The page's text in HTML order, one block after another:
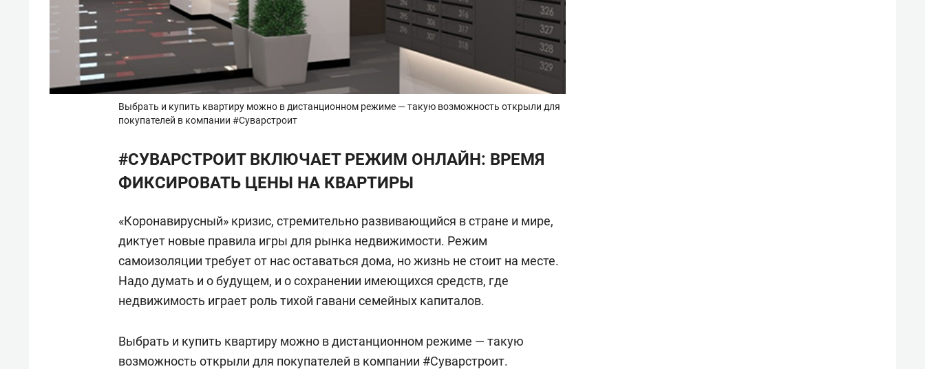
Выбрать и купить квартиру можно в дистанционном режиме — такую возможность открыли для
покупателей в компании #Суварстроит
#СУВАРСТРОИТ ВКЛЮЧАЕТ РЕЖИМ ОНЛАЙН: ВРЕМЯ
ФИКСИРОВАТЬ ЦЕНЫ НА КВАРТИРЫ
«Коронавирусный» кризис, стремительно развивающийся в стране и мире,
диктует новые правила игры для рынка недвижимости. Режим
самоизоляции требует от нас оставаться дома, но жизнь не стоит на месте.
Надо думать и о будущем, и о сохранении имеющихся средств, где
недвижимость играет роль тихой гавани семейных капиталов.
Выбрать и купить квартиру можно в дистанционном режиме — такую
возможность открыли для покупателей в компании #Суварстроит.